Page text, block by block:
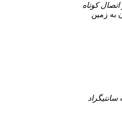
کوتاه
به زمین